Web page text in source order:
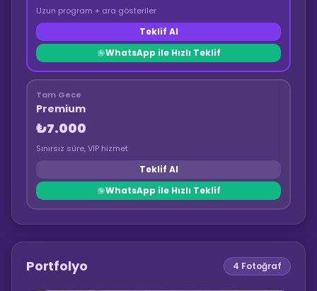
Uzun program + ara gösteriler
Teklif Al
WhatsApp ile Hızlı Teklif
Tam Gece
Premium
₺7.000
Sınırsız süre, VIP hizmet
Teklif Al
WhatsApp ile Hızlı Teklif
Portfolyo 4 Fotoğraf